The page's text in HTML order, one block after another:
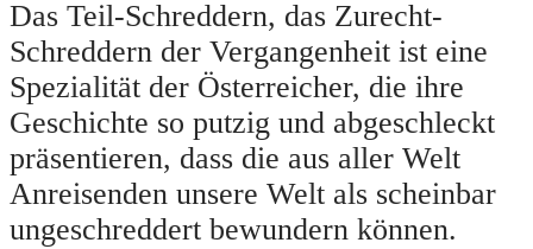
Das Teil-Schreddern, das Zurecht-
Schreddern der Vergangenheit ist eine
Spezialität der Österreicher, die ihre
Geschichte so putzig und abgeschleckt
präsentieren, dass die aus aller Welt
Anreisenden unsere Welt als scheinbar
ungeschreddert bewundern können.